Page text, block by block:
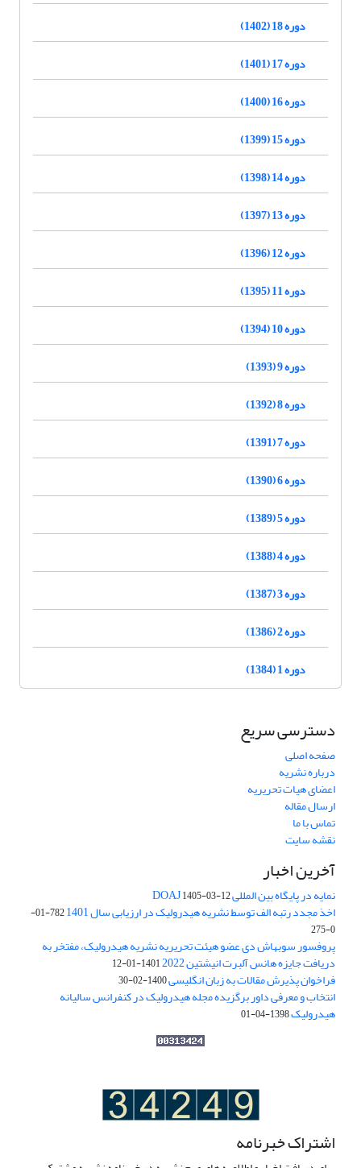
دوره 18 (1402)
دوره 17 (1401)
دوره 16 (1400)
دوره 15 (1399)
دوره 14 (1398)
دوره 13 (1397)
دوره 12 (1396)
دوره 11 (1395)
دوره 10 (1394)
دوره 9 (1393)
دوره 8 (1392)
دوره 7 (1391)
دوره 6 (1390)
دوره 5 (1389)
دوره 4 (1388)
دوره 3 (1387)
دوره 2 (1386)
دوره 1 (1384)
دسترسی سریع
صفحه اصلی
درباره نشریه
اعضای هیات تحریریه
ارسال مقاله
تماس با ما
نقشه سایت
آخرین اخبار
نمایه در پایگاه بین المللی DOAJ1405-03-12
اخذ مجدد رتبه الف توسط نشریه هیدرولیک در ارزیابی سال 1401
782-01-
0-275
پروفسور سوبهاش دی عضو هیئت تحریریه نشریه هیدرولیک، مفتخر به
دریافت جایزه هانس آلبرت انیشتین 2022 1401-01-12
فراخوان پذیرش مقالات به زبان انگلیسی1400-02-30
انتخاب و معرفی داور برگزیده مجله هیدرولیک در کنفرانس سالیانه
هیدرولیک1398-04-01
اشتراک خبرنامه